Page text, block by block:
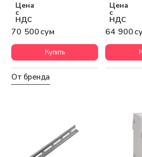
Цена
с
НДС
70 500 сум
Купить
Цена
с
НДС
64 900
От бренда